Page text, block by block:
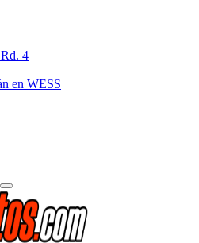
4
en WESS